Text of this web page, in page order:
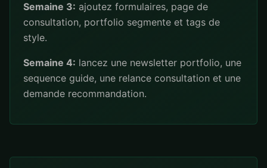
Semaine 3: ajoutez formulaires, page de
consultation, portfolio segmente et tags de
style.
Semaine 4: lancez une newsletter portfolio, une
sequence guide, une relance consultation et une
demande recommandation.